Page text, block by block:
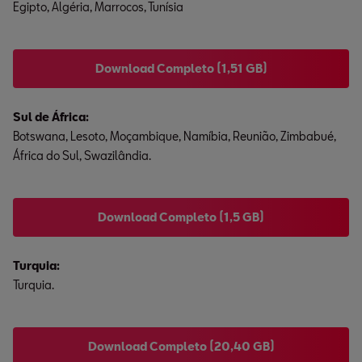
Egipto, Algéria, Marrocos, Tunísia
Download Completo (1,51 GB)
Botswana, Lesoto, Moçambique, Namíbia, Reunião, Zimbabué,
África do Sul, Swazilândia.
Download Completo (1,5 GB)
Turquia.
Download Completo (20,40 GB)